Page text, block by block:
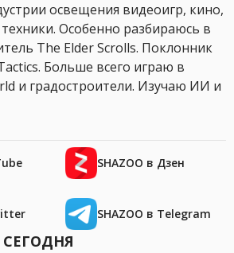
освещения видеоигр, кино,
Особенно разбираюсь в
The Elder Scrolls. Поклонник
Больше всего играю в
и градостроители. Изучаю ИИ и
SHAZOO в Дзен
SHAZOO в Telegram